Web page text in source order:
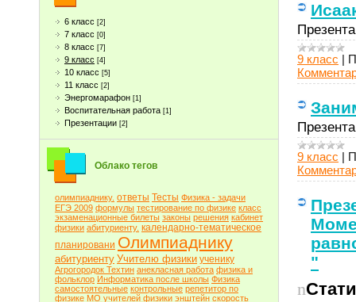
6 класс [2]
7 класс [0]
8 класс [7]
9 класс [4]
10 класс [5]
11 класс [2]
Энергомарафон [1]
Воспитательная работа [1]
Презентации [2]
Облако тегов
олимпиаднику. ответы Тесты Физика - задачи
ЕГЭ 2009 формулы тестирование по физике класс
экзаменационные билеты законы решения кабинет
физики абитуриенту. календарно-тематическое
планировани Олимпиаднику
абитуриенту Учителю физики ученику
Агрогородок Техтин анекласная работа физика и
фольклор Информатика после школы Физика
самостоятельные контрольные репетитор по
физике МО учителей физики энштейн скорость
9 класс |
9 класс |
"
n